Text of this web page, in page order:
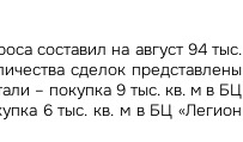
составил на август 94 тыс.
сделок представлены
– покупка 9 тыс. кв. м в БЦ
6 тыс. кв. м в БЦ «Легион